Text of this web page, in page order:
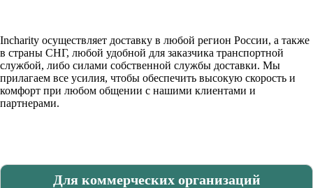
Incharity осуществляет доставку в любой регион России, а также
в страны СНГ, любой удобной для заказчика транспортной
службой, либо силами собственной службы доставки. Мы
прилагаем все усилия, чтобы обеспечить высокую скорость и
комфорт при любом общении с нашими клиентами и
партнерами.
Для коммерческих организаций